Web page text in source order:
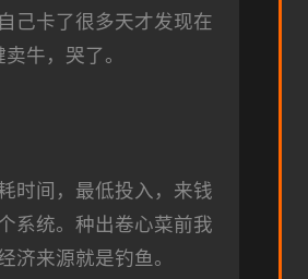
己卡了很多天才发现在
牛，哭了。
时间，最低投入，来钱
系统。种出卷心菜前我
济来源就是钓鱼。